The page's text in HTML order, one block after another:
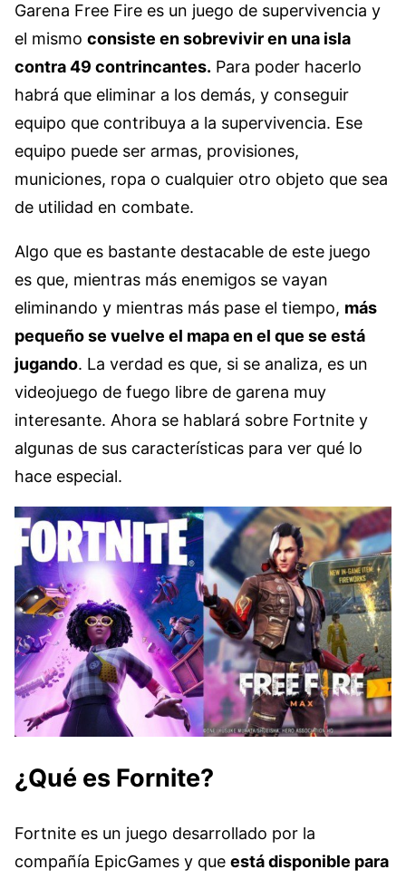
Garena Free Fire es un juego de supervivencia y
el mismo consiste en sobrevivir en una isla
contra 49 contrincantes. Para poder hacerlo
habrá que eliminar a los demás, y conseguir
equipo que contribuya a la supervivencia. Ese
equipo puede ser armas, provisiones,
municiones, ropa o cualquier otro objeto que sea
de utilidad en combate.
Algo que es bastante destacable de este juego
es que, mientras más enemigos se vayan
eliminando y mientras más pase el tiempo, más
pequeño se vuelve el mapa en el que se está
jugando. La verdad es que, si se analiza, es un
videojuego de fuego libre de garena muy
interesante. Ahora se hablará sobre Fortnite y
algunas de sus características para ver qué lo
hace especial.
¿Qué es Fornite?
Fortnite es un juego desarrollado por la
compañía EpicGames y que está disponible para